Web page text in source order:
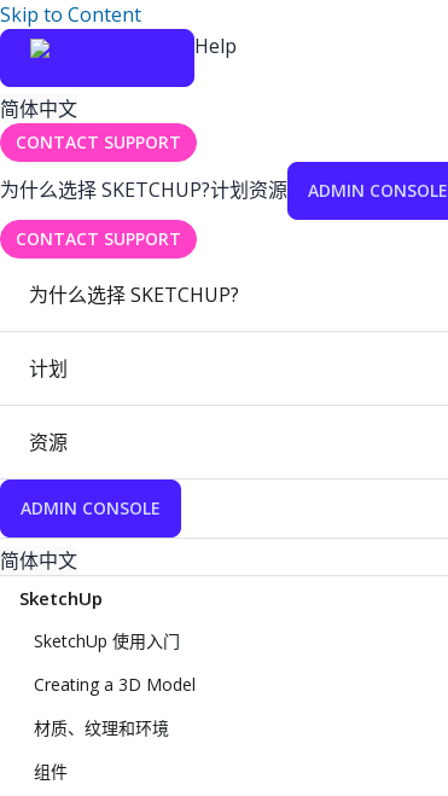
Skip to Content
Help
简体中文
CONTACT SUPPORT
为什么选择 SKETCHUP?计划资源 ADMIN CONSOLE
CONTACT SUPPORT
为什么选择 SKETCHUP?
计划
资源
ADMIN CONSOLE
简体中文
SketchUp
SketchUp 使用入门
Creating a 3D Model
材质、纹理和环境
组件